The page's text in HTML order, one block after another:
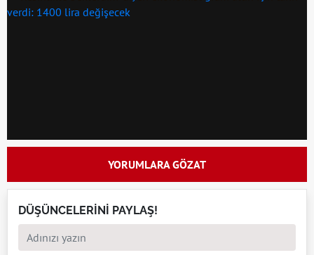
YORUMLARA GÖZAT
DÜŞÜNCELERİNİ PAYLAŞ!